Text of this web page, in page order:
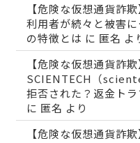
【危険な仮想通貨詐
利用者が続々と被害
の特徴とは に 匿名 よ
【危険な仮想通貨詐欺
SCIENTECH（
拒否された？返金ト
に 匿名 より
【危険な仮想通貨詐欺